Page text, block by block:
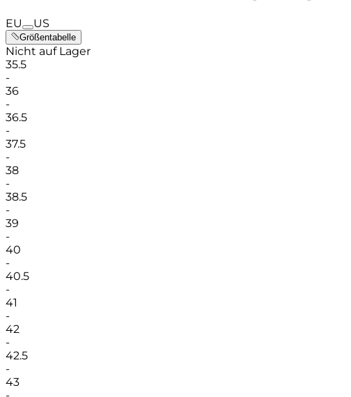
EU US
Größentabelle
Nicht auf Lager
35.5
-
36
-
36.5
-
37.5
-
38
-
38.5
-
39
-
40
-
40.5
-
41
-
42
-
42.5
-
43